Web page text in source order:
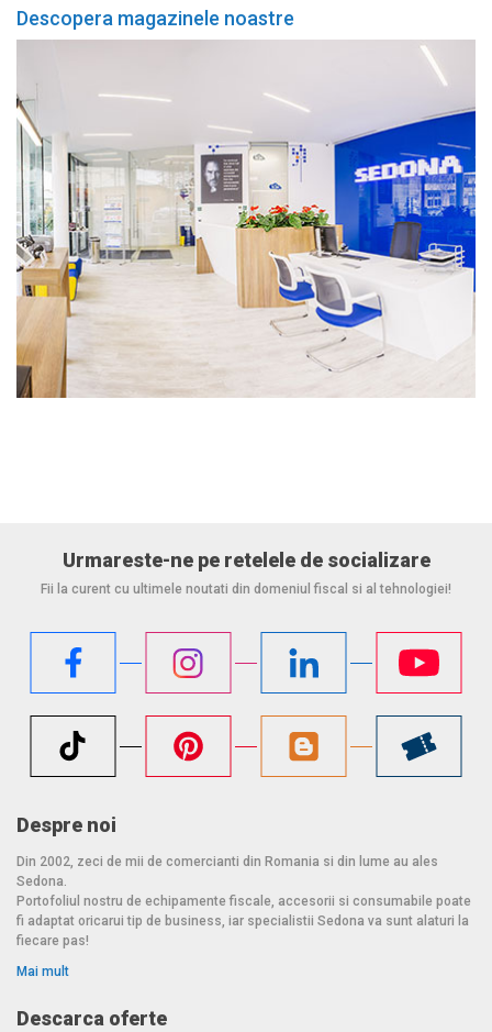
Descopera magazinele noastre
Urmareste-ne pe retelele de socializare
Fii la curent cu ultimele noutati din domeniul fiscal si al tehnologiei!
Despre noi
Din 2002, zeci de mii de comercianti din Romania si din lume au ales
Sedona.
Portofoliul nostru de echipamente fiscale, accesorii si consumabile poate
fi adaptat oricarui tip de business, iar specialistii Sedona va sunt alaturi la
fiecare pas!
Mai mult
Descarca oferte